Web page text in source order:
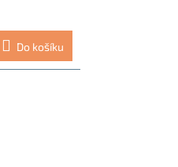
Do košíku